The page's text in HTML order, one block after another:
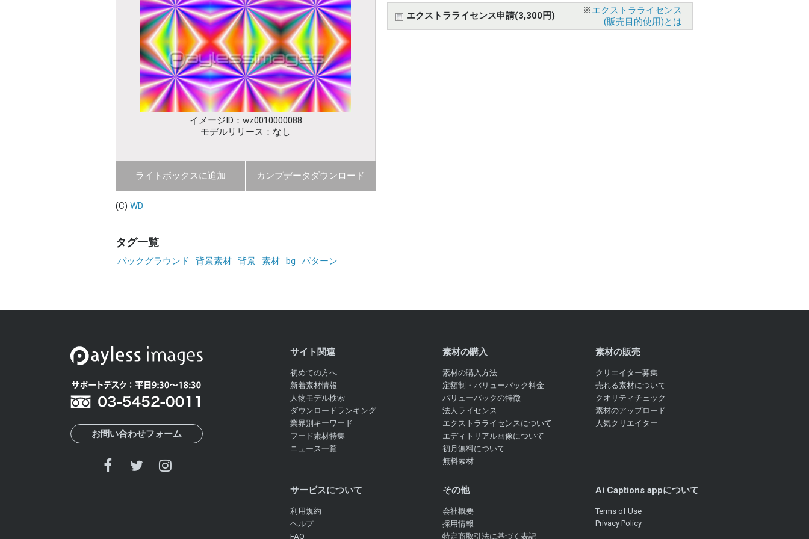
イメージID：wz0010000088
モデルリリース：なし
ライトボックスに追加 カンプデータダウンロード
エクストラライセンス申請(3,300円) ※エクストラライセンス
(販売目的使用)とは
(C) WD
タグ一覧
バックグラウンド 背景素材 背景 素材 bg パターン
お問い合わせフォーム
サイト関連
初めての方へ
新着素材情報
人物モデル検索
ダウンロードランキング
業界別キーワード
フード素材特集
ニュース一覧
素材の購入
素材の購入方法
定額制・バリューパック料金
バリューパックの特徴
法人ライセンス
エクストラライセンスについて
エディトリアル画像について
初月無料について
無料素材
素材の販売
クリエイター募集
売れる素材について
クオリティチェック
素材のアップロード
人気クリエイター
サービスについて
利用規約
ヘルプ
FAQ
その他
会社概要
採用情報
特定商取引法に基づく表記
Ai Captions appについて
Terms of Use
Privacy Policy